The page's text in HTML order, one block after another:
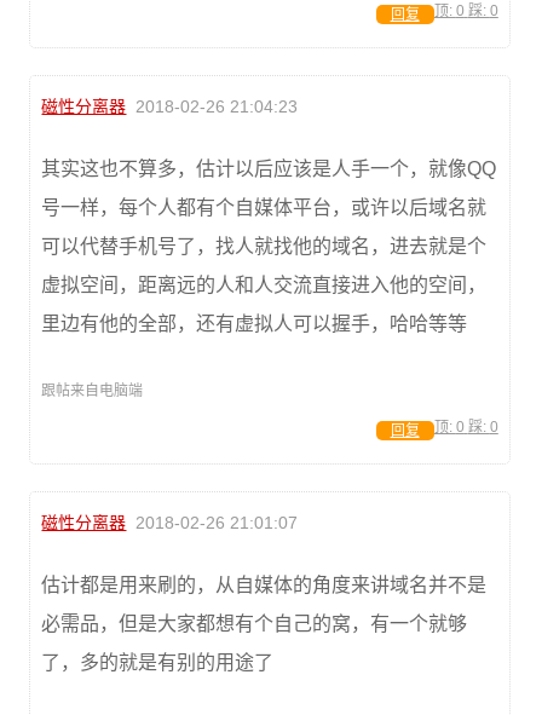
顶: 0 踩: 0
回复
磁性分离器 2018-02-26 21:04:23
其实这也不算多，估计以后应该是人手一个，就像QQ
号一样，每个人都有个自媒体平台，或许以后域名就
可以代替手机号了，找人就找他的域名，进去就是个
虚拟空间，距离远的人和人交流直接进入他的空间，
里边有他的全部，还有虚拟人可以握手，哈哈等等
跟帖来自电脑端
顶: 0 踩: 0
回复
磁性分离器 2018-02-26 21:01:07
估计都是用来刷的，从自媒体的角度来讲域名并不是
必需品，但是大家都想有个自己的窝，有一个就够
了，多的就是有别的用途了